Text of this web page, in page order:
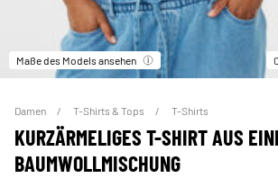
Maße des Models ansehen
Damen T-Shirts & Tops T-Shirts
KURZÄRMELIGES T-SHIRT AUS
BAUMWOLLMISCHUNG